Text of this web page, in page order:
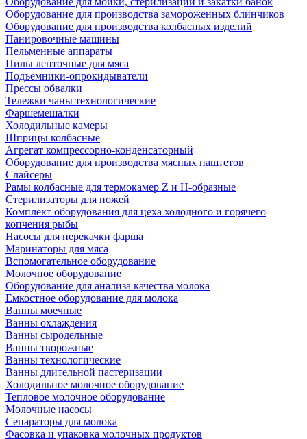
Оборудование для производства замороженных блинчиков
Оборудование для производства колбасных изделий
Панировочные машины
Пельменные аппараты
Пилы ленточные для мяса
Подъемники-опрокидыватели
Прессы обвалки
Тележки чаны технологические
Фаршемешалки
Холодильные камеры
Шприцы колбасные
Агрегат компрессорно-конденсаторный
Оборудование для производства мясных паштетов
Слайсеры
Рамы колбасные для термокамер Z и H-образные
Стерилизаторы для ножей
Комплект оборудования для цеха холодного и горячего
копчения рыбы
Насосы для перекачки фарша
Маринаторы для мяса
Вспомогательное оборудование
Молочное оборудование
Оборудование для анализа качества молока
Емкостное оборудование для молока
Ванны моечные
Ванны охлаждения
Ванны сыродельные
Ванны творожные
Ванны технологические
Ванны длительной пастеризации
Холодильное молочное оборудование
Тепловое молочное оборудование
Молочные насосы
Сепараторы для молока
Фасовка и упаковка молочных продуктов